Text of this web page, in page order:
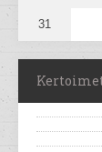
31